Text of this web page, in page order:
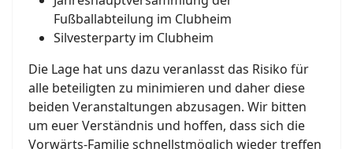
Fußballabteilung im Clubheim
Silvesterparty im Clubheim
Die Lage hat uns dazu veranlasst das Risiko für
alle beteiligten zu minimieren und daher diese
beiden Veranstaltungen abzusagen. Wir bitten
um euer Verständnis und hoffen, dass sich die
Vorwärts-Familie schnellstmöglich wieder treffen